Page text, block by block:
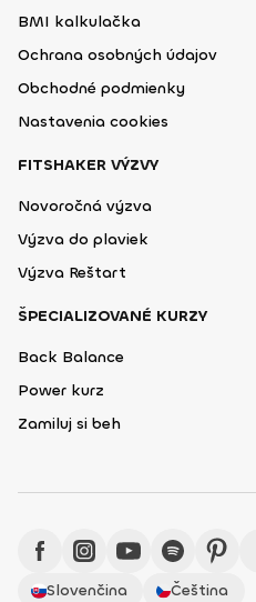
BMI kalkulačka
Ochrana osobných údajov
Obchodné podmienky
Nastavenia cookies
FITSHAKER VÝZVY
Novoročná výzva
Výzva do plaviek
Výzva Reštart
ŠPECIALIZOVANÉ KURZY
Back Balance
Power kurz
Zamiluj si beh
Slovenčina
Čeština